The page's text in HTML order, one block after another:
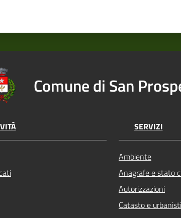
Comune di San
SERVIZI
Ambiente
Anagrafe e stato
Autorizzazioni
Catasto e